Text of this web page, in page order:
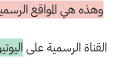
وهذه هي المواقع
القناة الرسمية على